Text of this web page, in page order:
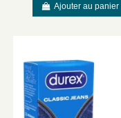
Ajouter au panier